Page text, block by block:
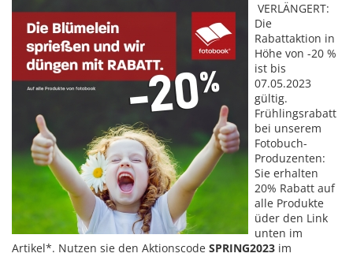
VERLÄNGERT:
Die
Rabattaktion in
Höhe von -20 %
ist bis
07.05.2023
gültig.
Frühlingsrabatt
bei unserem
Fotobuch-
Produzenten:
Sie erhalten
20% Rabatt auf
alle Produkte
üder den Link
unten im
Artikel*. Nutzen sie den Aktionscode SPRING2023 im